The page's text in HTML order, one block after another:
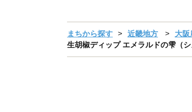
まちから探す 近畿地方 大阪
生胡椒ディップ エメラルドの雫（